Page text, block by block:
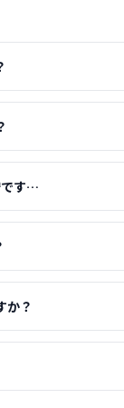
です…
か？